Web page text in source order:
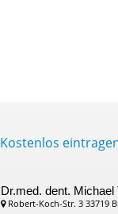
Kostenlos
Dr.med. dent. Michael
Robert-Koch-Str. 3 33719